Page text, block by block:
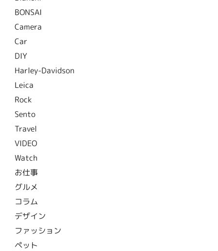
BONSAI
Camera
Car
DIY
Harley-Davidson
Leica
Rock
Sento
Travel
VIDEO
Watch
お仕事
グルメ
コラム
デザイン
ファッション
ペット